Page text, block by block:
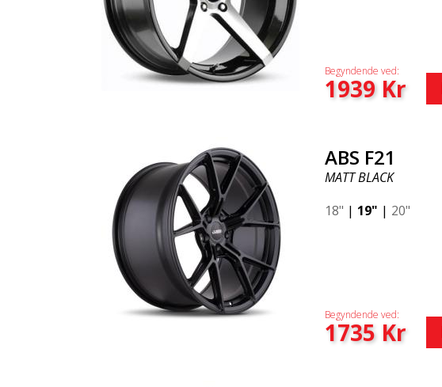
Begyndende ved:
1939Kr
ABS F21
MATT BLACK
18" | 19" | 20"
Begyndende ved:
1735Kr